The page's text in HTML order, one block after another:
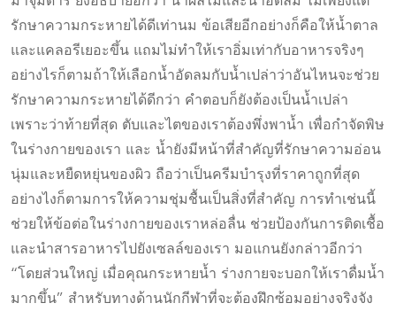
รักษาความกระหายได้ดีเท่านม ข้อเสียอีกอย่างก็คือให้น้ำตาล
และแคลอรีเยอะขึ้น แถมไม่ทำให้เราอิ่มเท่ากับอาหารจริงๆ
อย่างไรก็ตามถ้าให้เลือกน้ำอัดลมกับน้ำเปล่าว่าอันไหนจะช่วย
รักษาความกระหายได้ดีกว่า คำตอบก็ยังต้องเป็นน้ำเปล่า
เพราะว่าท้ายที่สุด ตับและไตของเราต้องพึ่งพาน้ำ เพื่อกำจัดพิษ
ในร่างกายของเรา และ น้ำยังมีหน้าที่สำคัญที่รักษาความอ่อน
นุ่มและหยืดหยุ่นของผิว ถือว่าเป็นครีมบำรุงที่ราคาถูกที่สุด
อย่างไงก็ตามการให้ความชุ่มชื้นเป็นสิ่งที่สำคัญ การทำเช่นนี้
ช่วยให้ข้อต่อในร่างกายของเราหล่อลื่น ช่วยป้องกันการติดเชื้อ
และนำสารอาหารไปยังเซลล์ของเรา มอแกนยังกล่าวอีกว่า
“โดยส่วนใหญ่ เมื่อคุณกระหายน้ำ ร่างกายจะบอกให้เราดื่มน้ำ
มากขึ้น” สำหรับทางด้านนักกีฬาที่จะต้องฝึกซ้อมอย่างจริงจัง